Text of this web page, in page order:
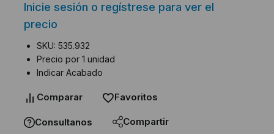
Inicie sesión o regístrese para ver el
precio
SKU: 535.932
Precio por 1 unidad
Indicar Acabado
Comparar Favoritos
Consultanos Compartir